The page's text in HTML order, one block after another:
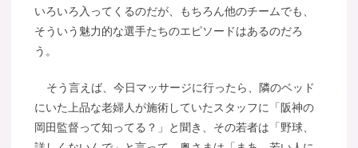
いろいろ入ってくるのだが、もちろん他のチームでも、
そういう魅力的な選手たちのエピソードはあるのだろ
う。
そう言えば、今日マッサージに行ったら、隣のベッド
にいた上品な老婦人が施術していたスタッフに「阪神の
岡田監督って知ってる？」と聞き、その若者は「野球、